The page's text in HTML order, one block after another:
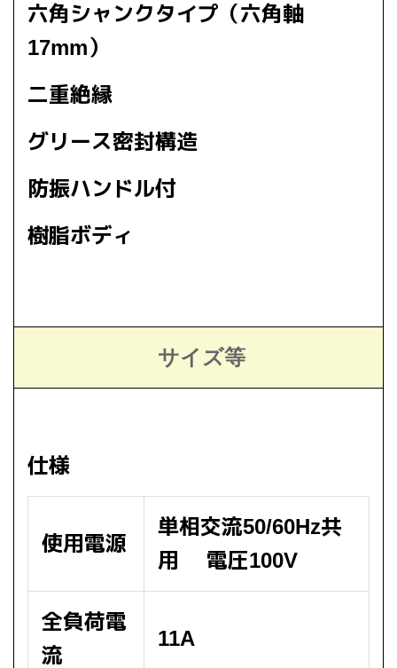
六角シャンクタイプ（六角軸
17mm）
二重絶縁
グリース密封構造
防振ハンドル付
樹脂ボディ
サイズ等
仕様
使用電源
単相交流50/60Hz共
用 電圧100V
全負荷電
流
11A